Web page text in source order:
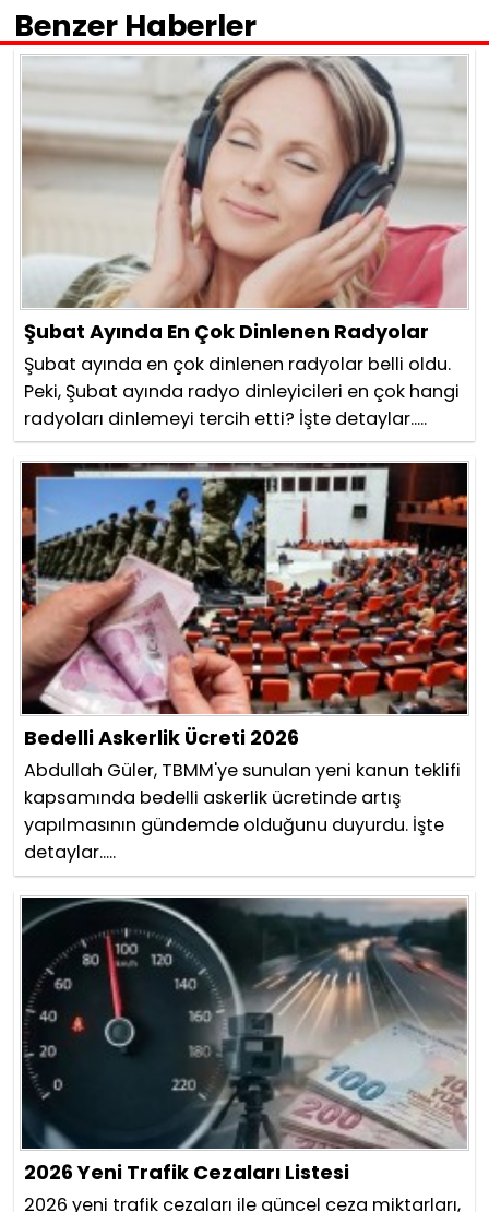
Benzer Haberler
Şubat Ayında En Çok Dinlenen Radyolar
Şubat ayında en çok dinlenen radyolar belli oldu.
Peki, Şubat ayında radyo dinleyicileri en çok hangi
radyoları dinlemeyi tercih etti? İşte detaylar.....
Bedelli Askerlik Ücreti 2026
Abdullah Güler, TBMM'ye sunulan yeni kanun teklifi
kapsamında bedelli askerlik ücretinde artış
yapılmasının gündemde olduğunu duyurdu. İşte
detaylar.....
2026 Yeni Trafik Cezaları Listesi
2026 yeni trafik cezaları ile güncel ceza miktarları,